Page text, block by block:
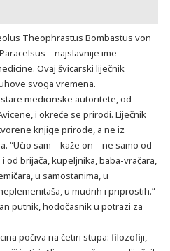
Theophrastus Bombastus von
– najslavnije ime
Ovaj švicarski liječnik
svoga vremena.
medicinske autoritete, od
i okreće se prirodi. Liječnik
knjige prirode, a ne iz
“Učio sam – kaže on – ne samo od
od brijača, kupeljnika, baba-vračara,
u samostanima, u
u mudrih i priprostih.”
putnik, hodočasnik u potrazi za
počiva na četiri stupa: filozofiji,